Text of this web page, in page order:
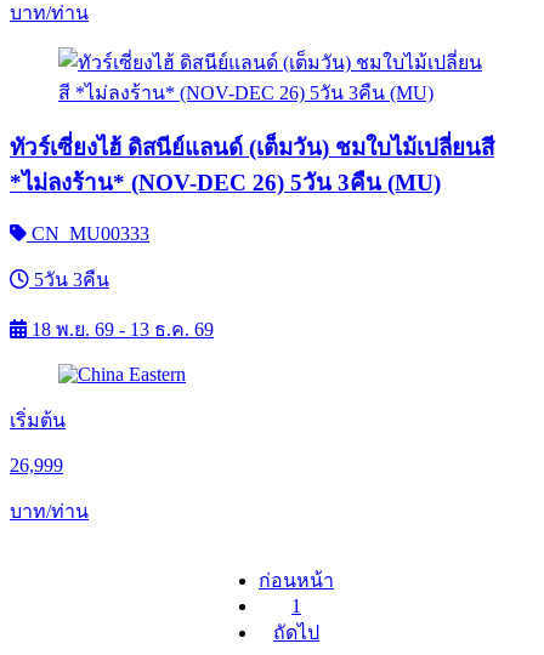
บาท/ท่าน
ทัวร์เซี่ยงไฮ้ ดิสนีย์แลนด์ (เต็มวัน) ชมใบไม้เปลี่ยนสี
*ไม่ลงร้าน* (NOV-DEC 26) 5วัน 3คืน (MU)
CN_MU00333
5วัน 3คืน
18 พ.ย. 69 - 13 ธ.ค. 69
เริ่มต้น
26,999
บาท/ท่าน
ก่อนหน้า
1
ถัดไป